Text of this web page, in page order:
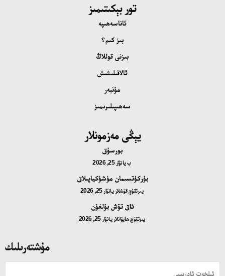
تور بېكىتىمىز
ئاناسەھىپە
بىز كىم؟
بىزنى قوللاڭ
ئالاقىلىشىش
مۇنبەر
سەھىپىلىرىمىز
يېڭى مەزمونلار
بورسۇق
بيانۋار 25, 2026
بۈركۈتسىمان مۈشۈكياپىلاق
يىرتقۇچ قۇشلار يانۋار 25, 2026
ئاق تۆش بۇلغۇن
يىرتقۇچ ھايۋانلار يانۋار 25, 2026
مۇشتەرىلىك